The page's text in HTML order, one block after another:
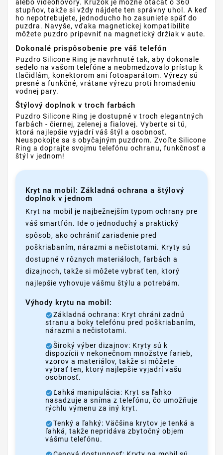
alebo videohovory. Krúžok je možné otáčať o 360
stupňov, takže si vždy nájdete ten správny uhol. A keď
ho nepotrebujete, jednoducho ho zasuniete späť do
puzdra. Navyše, vďaka magnetickej kompatibilite
môžete puzdro pripevniť na magnetický držiak v aute.
Dokonalé prispôsobenie pre váš telefón
Puzdro Silicone Ring je navrhnuté tak, aby dokonale
sedelo na vašom telefóne a neobmedzovalo prístup k
tlačidlám, konektorom ani fotoaparátom. Výrezy sú
presné a funkčné, vrátane výrezu proti hromadeniu
vodnej pary.
Štýlový doplnok v troch farbách
Puzdro Silicone Ring je dostupné v troch elegantných
farbách - čiernej, zelenej a fialovej. Vyberte si tú,
ktorá najlepšie vyjadrí váš štýl a osobnosť.
Neuspokojte sa s obyčajným puzdrom. Zvoľte Silicone
Ring a doprajte svojmu telefónu ochranu, funkčnosť a
štýl v jednom!
Kryt na mobil: Základná ochrana a štýlový
doplnok v jednom
Kryt na mobil je najbežnejším typom ochrany pre
váš smartfón. Ide o jednoduchý a praktický
spôsob, ako ochrániť zariadenie pred
poškriabaním, nárazmi a nečistotami. Kryty sú
dostupné v rôznych materiáloch, farbách a
dizajnoch, takže si môžete vybrať ten, ktorý
najlepšie vyhovuje vášmu štýlu a potrebám.
Výhody krytu na mobil:
Základná ochrana: Kryt chráni zadnú
stranu a boky telefónu pred poškriabaním,
nárazmi a nečistotami.
Široký výber dizajnov: Kryty sú k
dispozícii v nekonečnom množstve farieb,
vzorov a materiálov, takže si môžete
vybrať ten, ktorý najlepšie vyjadrí vašu
osobnosť.
Ľahká manipulácia: Kryt sa ľahko
nasadzuje a sníma z telefónu, čo umožňuje
rýchlu výmenu za iný kryt.
Tenký a ľahký: Väčšina krytov je tenká a
ľahká, takže nepridáva zbytočný objem
vášmu telefónu.